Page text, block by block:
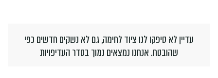
עדיין לא סיפקו לנו ציוד לחימה, גם לא נשקים חדשים כפי
שהובטח. אנחנו נמצאים נמוך בסדר העדיפויות